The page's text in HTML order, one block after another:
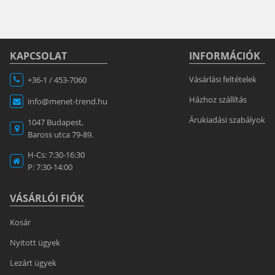
KAPCSOLAT
+36-1 / 453-7060
info@menet-trend.hu
1047 Budapest,
Baross utca 79-89.
H-Cs: 7:30-16:30
P: 7:30-14:00
VÁSÁRLÓI FIÓK
Kosár
Nyitott ügyek
Lezárt ügyek
INFORMÁCIÓK
Vásárlási feltételek
Házhoz szállítás
Árukiadási szabályok